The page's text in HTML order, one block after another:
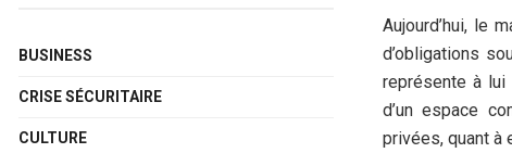
Aujourd’hui, le
d’obligations
représente à lui
d’un espace
privées, quant à
BUSINESS
CRISE SÉCURITAIRE
CULTURE